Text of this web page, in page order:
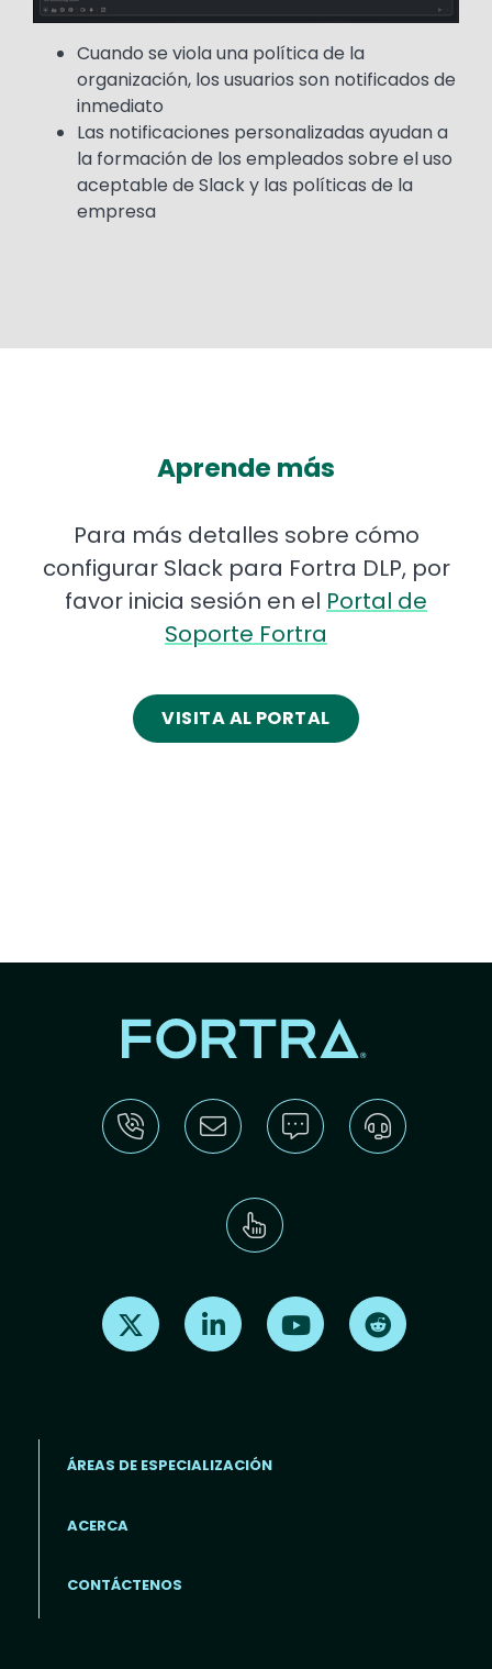
Cuando se viola una política de la
organización, los usuarios son notificados de
inmediato
Las notificaciones personalizadas ayudan a
la formación de los empleados sobre el uso
aceptable de Slack y las políticas de la
empresa
Aprende más
Para más detalles sobre cómo
configurar Slack para Fortra DLP, por
favor inicia sesión en el Portal de
Soporte Fortra
VISITA AL PORTAL
Find us on X Find us on LinkedInFind us on Youtube
Footer menu (ES)
ÁREAS DE ESPECIALIZACIÓN
ACERCA
CONTÁCTENOS